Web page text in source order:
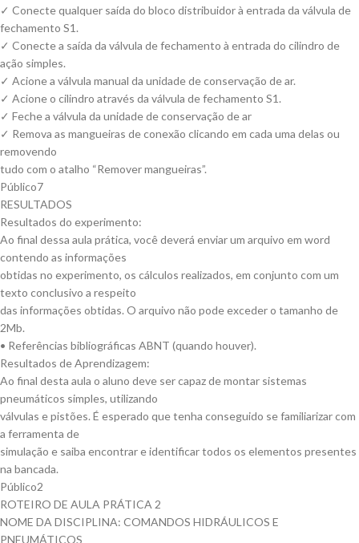
✓ Conecte qualquer saída do bloco distribuidor à entrada da válvula de
fechamento S1.
✓ Conecte a saída da válvula de fechamento à entrada do cilindro de
ação simples.
✓ Acione a válvula manual da unidade de conservação de ar.
✓ Acione o cilindro através da válvula de fechamento S1.
✓ Feche a válvula da unidade de conservação de ar
✓ Remova as mangueiras de conexão clicando em cada uma delas ou
removendo
tudo com o atalho “Remover mangueiras”.
Público7
RESULTADOS
Resultados do experimento:
Ao final dessa aula prática, você deverá enviar um arquivo em word
contendo as informações
obtidas no experimento, os cálculos realizados, em conjunto com um
texto conclusivo a respeito
das informações obtidas. O arquivo não pode exceder o tamanho de
2Mb.
• Referências bibliográficas ABNT (quando houver).
Resultados de Aprendizagem:
Ao final desta aula o aluno deve ser capaz de montar sistemas
pneumáticos simples, utilizando
válvulas e pistões. É esperado que tenha conseguido se familiarizar com
a ferramenta de
simulação e saiba encontrar e identificar todos os elementos presentes
na bancada.
Público2
ROTEIRO DE AULA PRÁTICA 2
NOME DA DISCIPLINA: COMANDOS HIDRÁULICOS E
PNEUMÁTICOS